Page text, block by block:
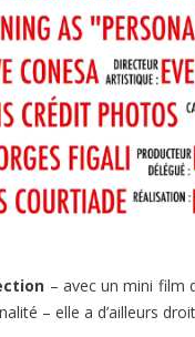
– avec un mini film
– elle a d’ailleurs